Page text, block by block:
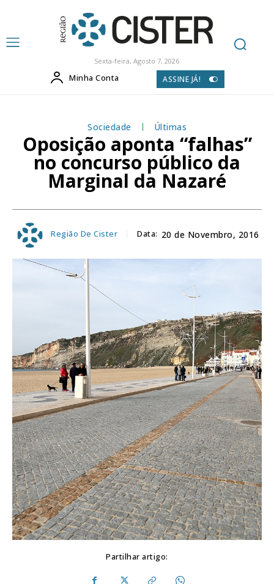
Sexta-feira, Agosto 7, 2026
Minha Conta ASSINE JÁ!
Sociedade Últimas
Oposição aponta “falhas”
no concurso público da
Marginal da Nazaré
Região De Cister Data: 20 de Novembro, 2016
Partilhar artigo: